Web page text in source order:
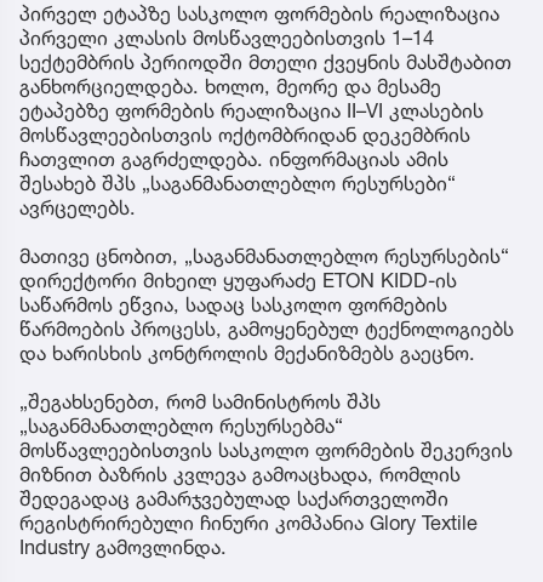
პირველ ეტაპზე სასკოლო ფორმების რეალიზაცია
პირველი კლასის მოსწავლეებისთვის 1–14
სექტემბრის პერიოდში მთელი ქვეყნის მასშტაბით
განხორციელდება. ხოლო, მეორე და მესამე
ეტაპებზე ფორმების რეალიზაცია II–VI კლასების
მოსწავლეებისთვის ოქტომბრიდან დეკემბრის
ჩათვლით გაგრძელდება. ინფორმაციას ამის
შესახებ შპს „საგანმანათლებლო რესურსები“
ავრცელებს.
მათივე ცნობით, „საგანმანათლებლო რესურსების“
დირექტორი მიხეილ ყუფარაძე ETON KIDD-ის
საწარმოს ეწვია, სადაც სასკოლო ფორმების
წარმოების პროცესს, გამოყენებულ ტექნოლოგიებს
და ხარისხის კონტროლის მექანიზმებს გაეცნო.
„შეგახსენებთ, რომ სამინისტროს შპს
„საგანმანათლებლო რესურსებმა“
მოსწავლეებისთვის სასკოლო ფორმების შეკერვის
მიზნით ბაზრის კვლევა გამოაცხადა, რომლის
შედეგადაც გამარჯვებულად საქართველოში
რეგისტრირებული ჩინური კომპანია Glory Textile
Industry გამოვლინდა.